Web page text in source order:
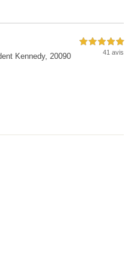
Kennedy, 20090
5,0 étoiles sur 5
41 avis